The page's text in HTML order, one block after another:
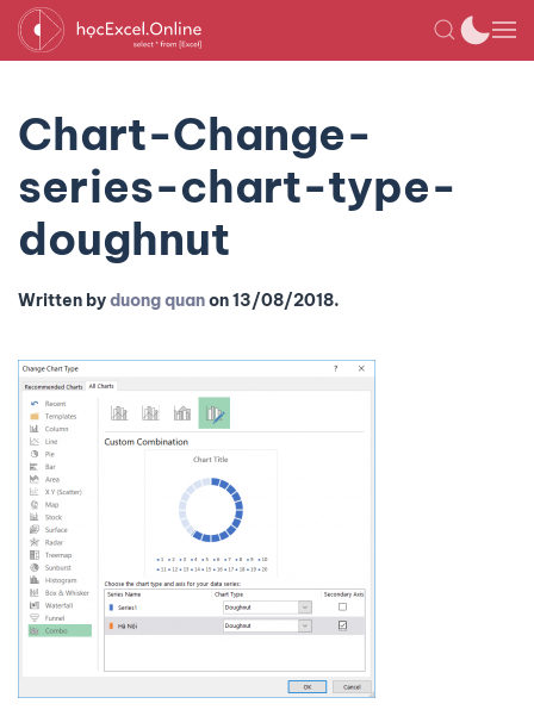
Chart-Change-
series-chart-type-
doughnut
Written byduong quanon13/08/2018.